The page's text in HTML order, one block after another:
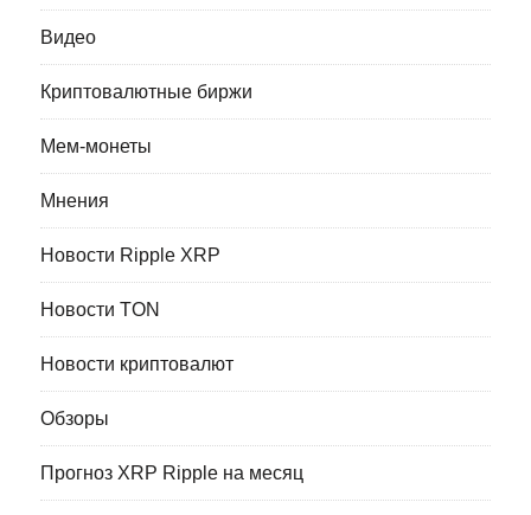
Видео
Криптовалютные биржи
Мем-монеты
Мнения
Новости Ripple XRP
Новости TON
Новости криптовалют
Обзоры
Прогноз XRP Ripple на месяц